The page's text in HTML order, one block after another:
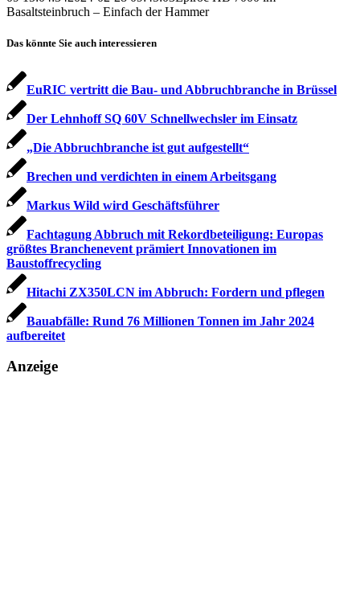
Basaltsteinbruch – Einfach der Hammer
Das könnte Sie auch interessieren
EuRIC vertritt die Bau- und Abbruchbranche in Brüssel
Der Lehnhoff SQ 60V Schnellwechsler im Einsatz
„Die Abbruchbranche ist gut aufgestellt“
Brechen und verdichten in einem Arbeitsgang
Markus Wild wird Geschäftsführer
Fachtagung Abbruch mit Rekordbeteiligung: Europas
größtes Branchenevent prämiert Innovationen im
Baustoffrecycling
Hitachi ZX350LCN im Abbruch: Fordern und pflegen
Bauabfälle: Rund 76 Millionen Tonnen im Jahr 2024
aufbereitet
Anzeige